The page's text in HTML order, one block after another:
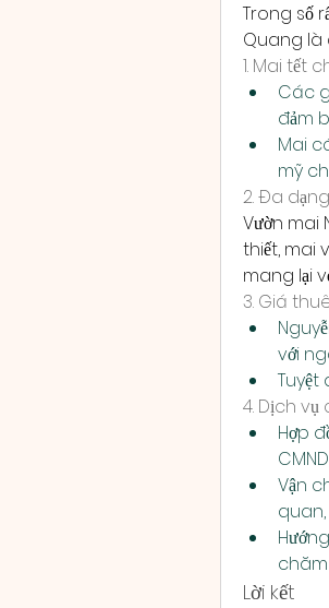
Trong số
Quang là
1. Mai tết
Các
đảm
Mai
mỹ
2. Đa
Vườn mai
thiết, mai
mang lại
3. Giá
với
4. Dịch
Hợp
Vận
quan,
Lời kết